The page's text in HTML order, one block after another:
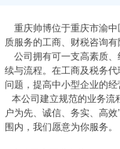
重庆帅博位于重庆市渝中
质服务的工商、财税咨询有
公司拥有可一支高素质、
续与流程。在工商及税务
问题，提高中小型企业的
本公司建立规范的业务流
户为先、诚信、务实、高
围内，我们愿意为你服务。